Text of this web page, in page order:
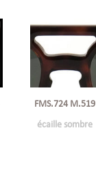
FMS.724 M.519
écaille sombre